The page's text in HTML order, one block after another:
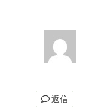
返信